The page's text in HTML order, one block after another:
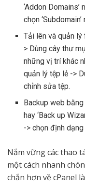
‘Addon
chọn
Tải lên và quản lý
> Dùng cây thư
những vị trí khác
quản lý tệp lẻ ->
chỉnh sửa tệp.
Backup web bằng
hay ‘Back up
-> chọn định
Nắm vững các thao
một cách nhanh
chắn hơn về cPanel